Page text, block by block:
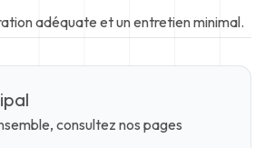
adéquate et un entretien minimal.
consultez nos pages